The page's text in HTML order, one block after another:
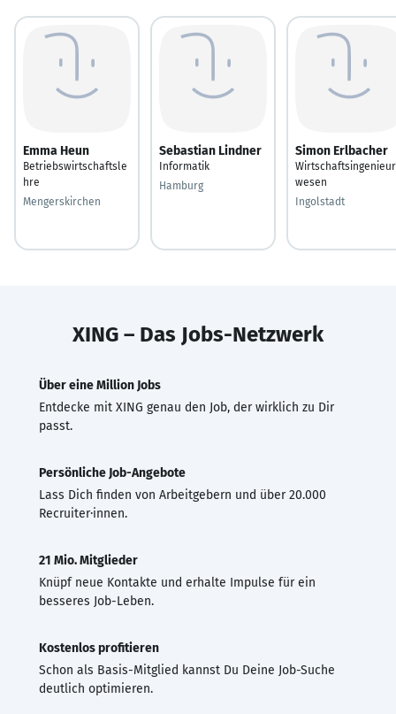
Emma Heun
Betriebswirtschaftsle
hre
Mengerskirchen
Sebastian Lindner
Informatik
Hamburg
Simon Erlbacher
Wirtschaftsingenieur
wesen
Ingolstadt
XING – Das Jobs-Netzwerk
Über eine Million Jobs
Entdecke mit XING genau den Job, der wirklich zu Dir
passt.
Persönliche Job-Angebote
Lass Dich finden von Arbeitgebern und über 20.000
Recruiter·innen.
21 Mio. Mitglieder
Knüpf neue Kontakte und erhalte Impulse für ein
besseres Job-Leben.
Kostenlos profitieren
Schon als Basis-Mitglied kannst Du Deine Job-Suche
deutlich optimieren.